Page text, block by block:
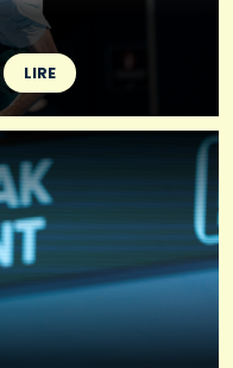
LIRE